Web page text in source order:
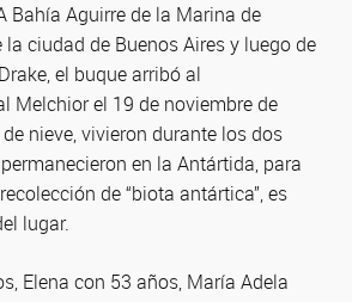
Bahía Aguirre de la Marina de
la ciudad de Buenos Aires y luego de
el buque arribó al
Melchior el 19 de noviembre de
nieve, vivieron durante los dos
en la Antártida, para
de “biota antártica”, es
lugar.
Elena con 53 años, María Adela